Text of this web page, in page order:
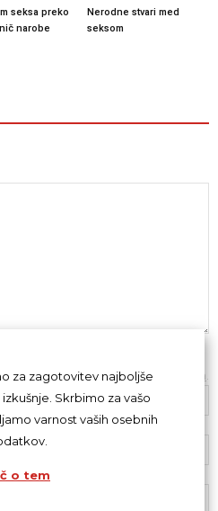
seksa preko
narobe
Nerodne stvari med
seksom
strinjaš skodeksom komentiranja
za zagotovitev najboljše
Skrbimo za vašo
varnost vaših osebnih
o tem